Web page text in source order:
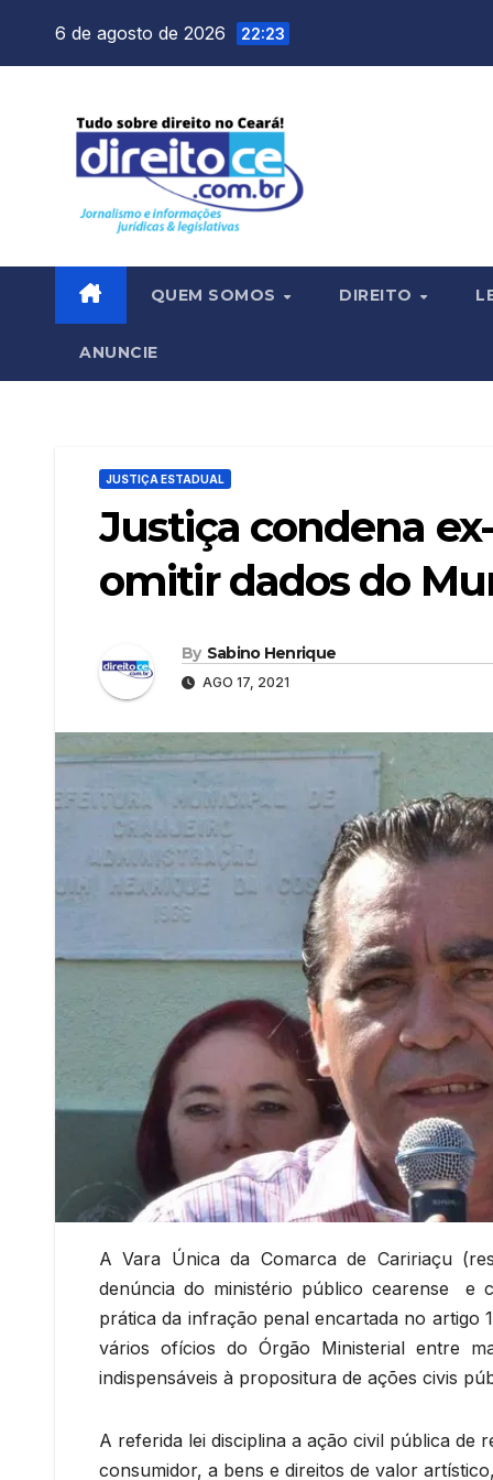
6 de agosto de 2026 22:23
QUEM SOMOS DIREITO
ANUNCIE
JUSTIÇA ESTADUAL
Justiça condena
omitir dados do
By Sabino Henrique
AGO 17, 2021
A Vara Única da Comarca de Caririaçu
denúncia do ministério público cearense e
prática da infração penal encartada no artigo
vários ofícios do Órgão Ministerial entre
indispensáveis à propositura de ações civis
A referida lei disciplina a ação civil pública de
consumidor, a bens e direitos de valor